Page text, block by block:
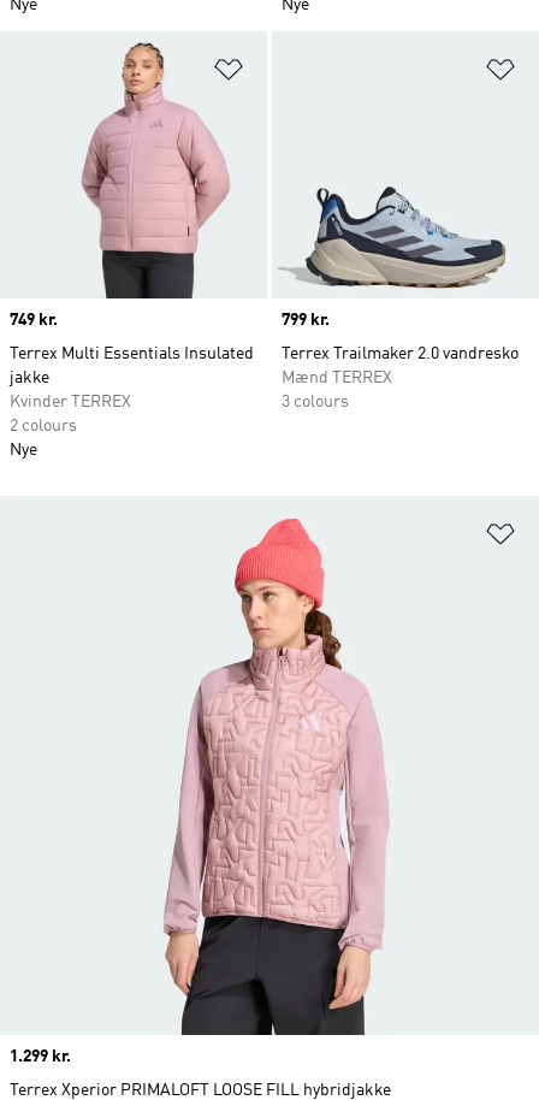
Nye Nye
Price
749 kr.
Terrex Multi Essentials Insulated
jakke
Kvinder TERREX
2 colours
Nye
Price
799 kr.
Terrex Trailmaker 2.0 vandresko
Mænd TERREX
3 colours
Price
1.299 kr.
Terrex Xperior PRIMALOFT LOOSE FILL hybridjakke